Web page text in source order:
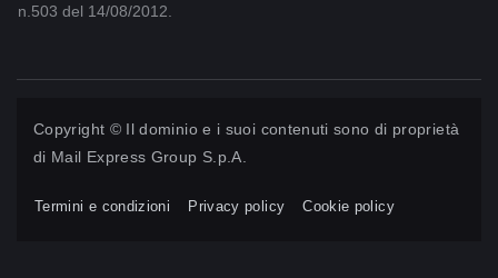
n.503 del 14/08/2012.
Copyright © Il dominio e i suoi contenuti sono di proprietà
di Mail Express Group S.p.A.
Termini e condizioni Privacy policy Cookie policy